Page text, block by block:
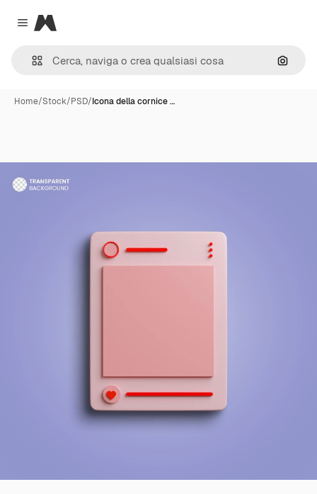
Close menu
Magnific
Cerca
Home/Stock/PSD/Icona della cornice …